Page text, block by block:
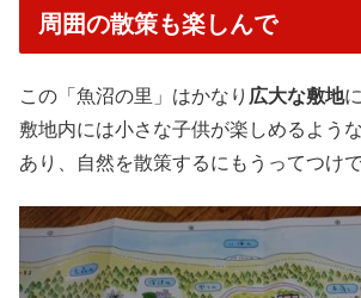
周囲の散策も楽しんで
この「魚沼の里」はかなり 広大な敷地
敷地内には小さな子供が楽しめるよう
あり、自然を散策するにもうってつけで